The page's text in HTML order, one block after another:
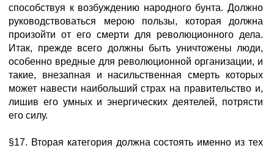
способствуя к возбуждению народного бунта. Должно
руководствоваться мерою пользы, которая должна
произойти от его смерти для революционного дела.
Итак, прежде всего должны быть уничтожены люди,
особенно вредные для революционной организации, и
такие, внезапная и насильственная смерть которых
может навести наибольший страх на правительство и,
лишив его умных и энергических деятелей, потрясти
его силу.
§17. Вторая категория должна состоять именно из тех